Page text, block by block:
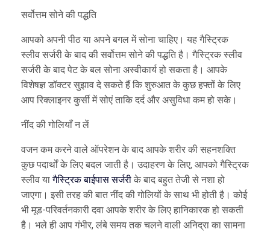
सर्वोत्तम सोने की पद्धति
आपको अपनी पीठ या अपने बगल में सोना चाहिए। यह गैस्ट्रिक
स्लीव सर्जरी के बाद की सर्वोत्तम सोने की पद्धति है। गैस्ट्रिक स्लीव
सर्जरी के बाद पेट के बल सोना अस्वीकार्य हो सकता है। आपके
विशेषज्ञ डॉक्टर सुझाव दे सकते हैं कि शुरुआत के कुछ हफ्तों के लिए
आप रिक्लाइनर कुर्सी में सोएं ताकि दर्द और असुविधा कम हो सके।
नींद की गोलियाँ न लें
वजन कम करने वाले ऑपरेशन के बाद आपके शरीर की सहनशक्ति
कुछ पदार्थों के लिए बदल जाती है। उदाहरण के लिए, आपको गैस्ट्रिक
स्लीव यागैस्ट्रिक बाईपास सर्जरीके बाद बहुत तेजी से नशा हो
जाएगा। इसी तरह की बात नींद की गोलियों के साथ भी होती है। कोई
भी मूड-परिवर्तनकारी दवा आपके शरीर के लिए हानिकारक हो सकती
है। भले ही आप गंभीर, लंबे समय तक चलने वाली अनिद्रा का सामना